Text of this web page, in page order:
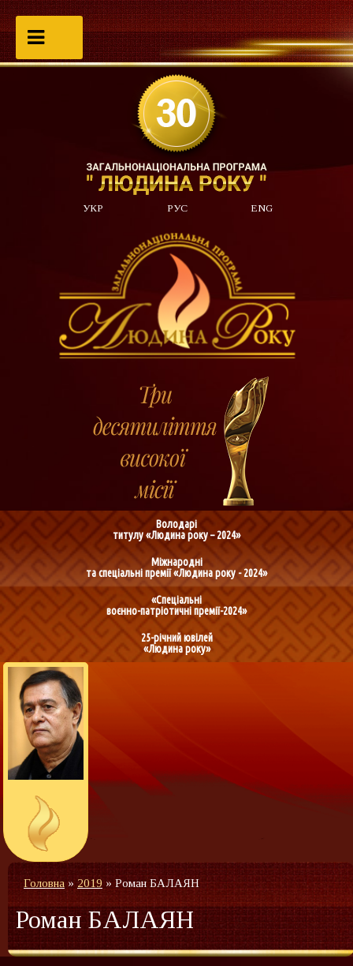
УКР РУС ENG
Володарі
титулу «Людина року – 2024»
Міжнародні
та спеціальні премії «Людина року - 2024»
«Спеціальні
воєнно-патріотичні премії-2024»
25-річний ювілей
«Людина року»
Головна» 2019 » Роман БАЛАЯН
Роман БАЛАЯН